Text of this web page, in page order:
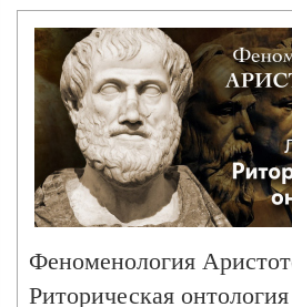
Феноменология Аристотеля.
Границы парадиза сознания
Феноменология
Теология Аристотеля
Феноменология Аристотеля.
Мышление vs сознание.
Феноменология
Риторическая онтология